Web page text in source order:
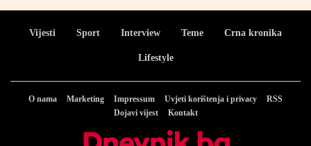
Vijesti Sport Interview Teme Crna kronika
Lifestyle
O nama Marketing Impressum Uvjeti korištenja i privacy
RSS
Dojavi vijest
Kontakt